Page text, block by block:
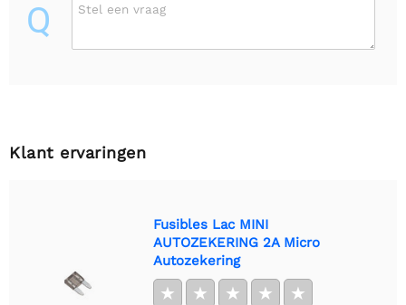
Q Stel een vraag
Klant ervaringen
Fusibles Lac MINI
AUTOZEKERING 2A Micro
Autozekering
★ ★ ★ ★ ★